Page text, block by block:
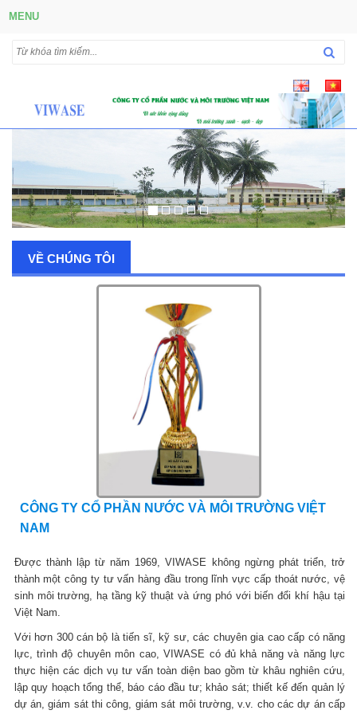
MENU
VỀ CHÚNG TÔI
CÔNG TY CỔ PHẦN NƯỚC VÀ MÔI TRƯỜNG VIỆT
NAM
Được thành lập từ năm 1969, VIWASE không ngừng phát triển, trở
thành một công ty tư vấn hàng đầu trong lĩnh vực cấp thoát nước, vệ
sinh môi trường, hạ tầng kỹ thuật và ứng phó với biến đổi khí hậu tại
Việt Nam.
Với hơn 300 cán bộ là tiến sĩ, kỹ sư, các chuyên gia cao cấp có năng
lực, trình độ chuyên môn cao, VIWASE có đủ khả năng và năng lực
thực hiện các dịch vụ tư vấn toàn diện bao gồm từ khâu nghiên cứu,
lập quy hoạch tổng thể, báo cáo đầu tư; khảo sát; thiết kế đến quản lý
dự án, giám sát thi công, giám sát môi trường, v.v. cho các dự án cấp